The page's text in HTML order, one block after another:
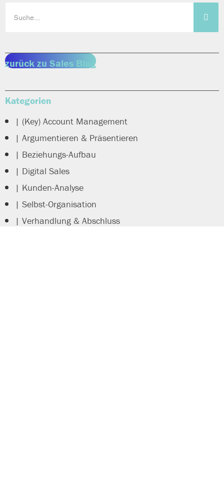
zurück zu Sales Blog
Kategorien
| (Key) Account Management
| Argumentieren & Präsentieren
| Beziehungs-Aufbau
| Digital Sales
| Kunden-Analyse
| Selbst-Organisation
| Verhandlung & Abschluss